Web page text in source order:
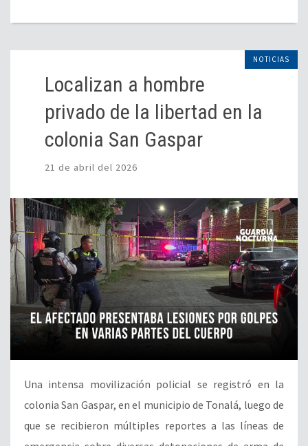
NOTICIAS
Localizan a hombre
privado de la libertad en la
colonia San Gaspar
21 de abril del 2026
Una intensa movilización policial se registró en la
colonia San Gaspar, en el municipio de Tonalá, luego de
que se recibieron múltiples reportes a las líneas de